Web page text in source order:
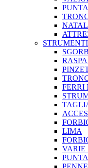
STRUMENTI
FERRI
LIMA
VARIE